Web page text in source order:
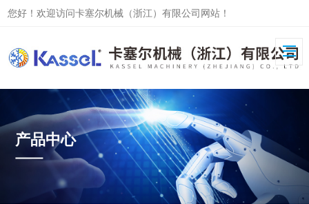
您好！欢迎访问卡塞尔机械（浙江）有限公司网站！
产品中心